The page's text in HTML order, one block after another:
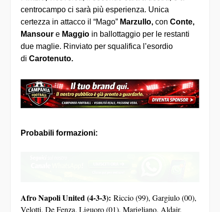
centrocampo ci sarà più esperienza. Unica
certezza in attacco il “Mago” Marzullo,conConte,
Mansoure Maggio in ballottaggio per le restanti
due maglie. Rinviato per squalifica l’esordio
diCarotenuto.
Probabili formazioni:
Afro Napoli United (4-3-3):Riccio (99), Gargiulo (00),
Velotti, De Fenza, Liguoro (01), Marigliano, Aldair,